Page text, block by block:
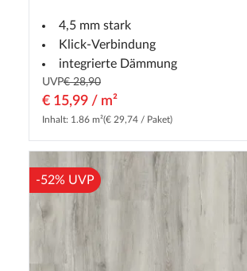
4,5 mm stark
Klick-Verbindung
integrierte Dämmung
UVP€ 28,90
€ 15,99 / m²
Inhalt: 1.86 m²(€ 29,74 / Paket)
-52% UVP